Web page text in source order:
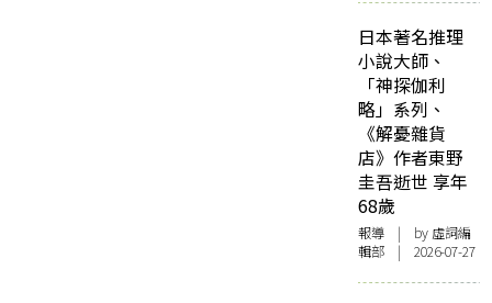
日本著名推理
小說大師、
「神探伽利
略」系列、
《解憂雜貨
店》作者東野
圭吾逝世 享年
68歲
報導 | by 虛詞編
輯部 | 2026-07-27